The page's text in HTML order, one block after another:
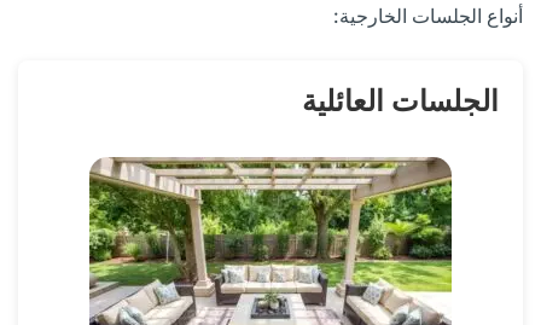
أنواع الجلسات الخارجية:
الجلسات العائلية